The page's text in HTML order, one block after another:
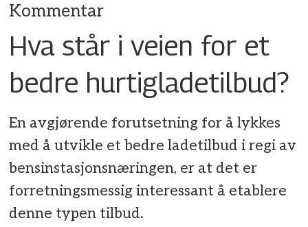
Kommentar
Hva står i veien for et
bedre hurtigladetilbud?
En avgjørende forutsetning for å lykkes
med å utvikle et bedre ladetilbud i regi av
bensinstasjonsnæringen, er at det er
forretningsmessig interessant å etablere
denne typen tilbud.